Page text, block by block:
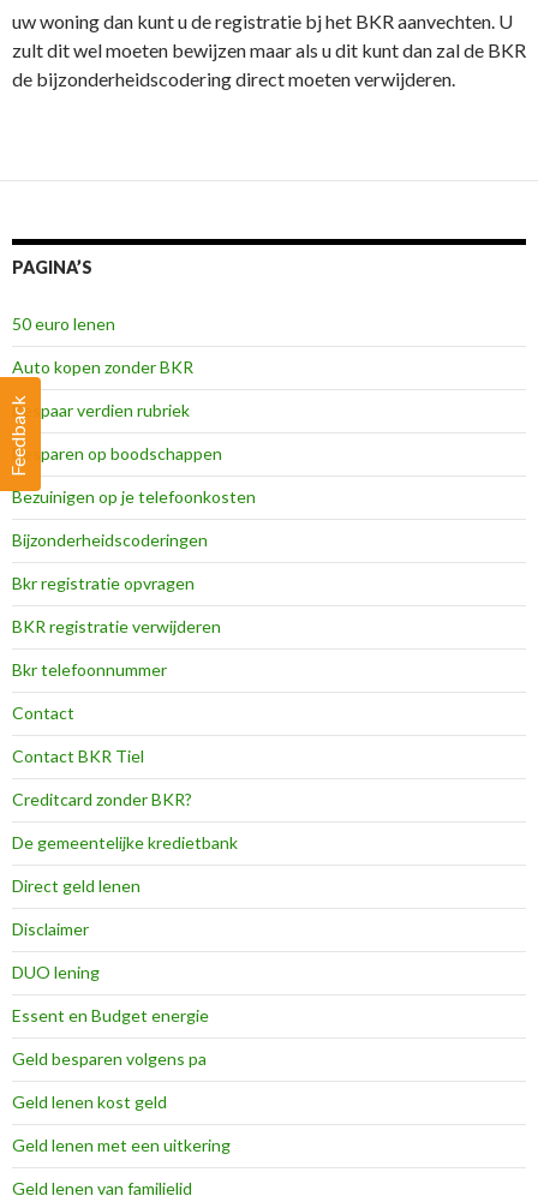
uw woning dan kunt u de registratie bj het BKR aanvechten. U
zult dit wel moeten bewijzen maar als u dit kunt dan zal de BKR
de bijzonderheidscodering direct moeten verwijderen.
PAGINA’S
50 euro lenen
Auto kopen zonder BKR
Bespaar verdien rubriek
Besparen op boodschappen
Bezuinigen op je telefoonkosten
Bijzonderheidscoderingen
Bkr registratie opvragen
BKR registratie verwijderen
Bkr telefoonnummer
Contact
Contact BKR Tiel
Creditcard zonder BKR?
De gemeentelijke kredietbank
Direct geld lenen
Disclaimer
DUO lening
Essent en Budget energie
Geld besparen volgens pa
Geld lenen kost geld
Geld lenen met een uitkering
Geld lenen van familielid
Feedback